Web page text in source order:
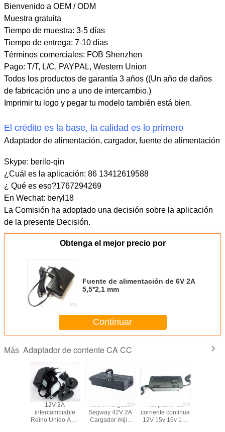
Bienvenido a OEM / ODM
Muestra gratuita
Tiempo de muestra: 3-5 días
Tiempo de entrega: 7-10 días
Términos comerciales: FOB Shenzhen
Pago: T/T, L/C, PAYPAL, Western Union
Todos los productos de garantía 3 años ((Un año de daños
de fabricación uno a uno de intercambio.)
Imprimir tu logo y pegar tu modelo también está bien.
El crédito es la base, la calidad es lo primero
Adaptador de alimentación, cargador, fuente de alimentación
Skype: berilo-qin
¿Cuál es la aplicación: 86 13412619588
¿ Qué es eso?1767294269
En Wechat: beryl18
La Comisión ha adoptado una decisión sobre la aplicación
de la presente Decisión.
Obtenga el mejor precio por
Fuente de alimentación de 6V 2A
5,5*2,1 mm
Continuar
Más Adaptador de corriente CA CC
12V 2A
intercambiable
Reino Unido AUS
Para el cargador
Segway 42V 2A
Cargador mijia
Adaptador de
corriente continua
12V 15v 16v 18v